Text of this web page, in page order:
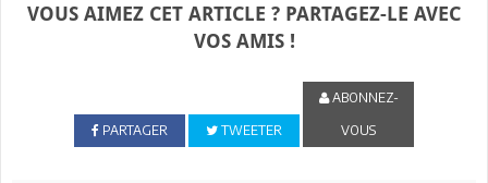
VOUS AIMEZ CET ARTICLE ? PARTAGEZ-LE AVEC
VOS AMIS !
PARTAGER TWEETER
ABONNEZ-
VOUS